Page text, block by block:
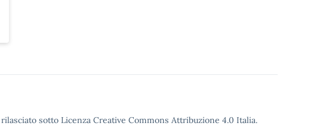
sotto Licenza Creative Commons Attribuzione 4.0 Italia.